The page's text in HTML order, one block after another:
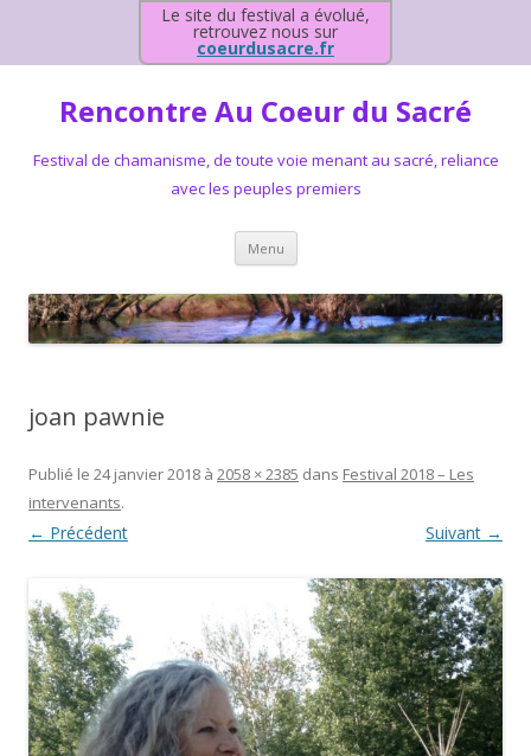
Le site du festival a évolué,
retrouvez nous sur
coeurdusacre.fr
Rencontre Au Coeur du Sacré
Festival de chamanisme, de toute voie menant au sacré, reliance
avec les peuples premiers
Menu Aller au contenu principal
joan pawnie
Publié le 24 janvier 2018 à 2058 × 2385 dans Festival 2018 – Les
intervenants.
← Précédent Suivant →